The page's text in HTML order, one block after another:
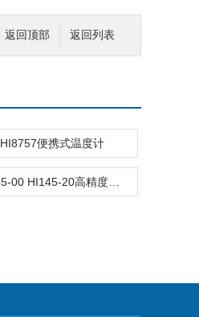
返回列表
返回顶部
HI8757便携式温度计